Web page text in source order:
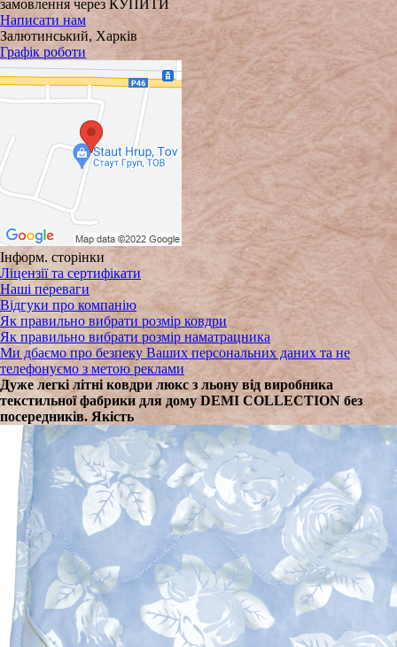
замовлення через КУПИТИ
Написати нам
Залютинський, Харків
Графік роботи
Інформ. сторінки
Ліцензії та сертифікати
Наші переваги
Відгуки про компанію
Як правильно вибрати розмір ковдри
Як правильно вибрати розмір наматрацника
Ми дбаємо про безпеку Ваших персональних даних та не
телефонуємо з метою реклами
Дуже легкі літні ковдри люкс з льону від виробника
текстильної фабрики для дому DEMI COLLECTION без
посередників. Якість